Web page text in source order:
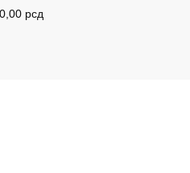
рсд